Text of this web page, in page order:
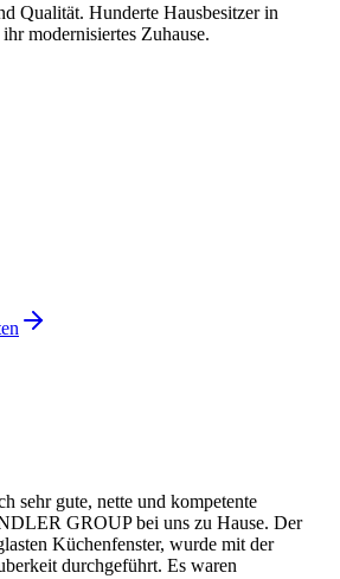
Qualität. Hunderte Hausbesitzer in
modernisiertes Zuhause.
sehr gute, nette und kompetente
GROUP bei uns zu Hause. Der
Küchenfenster, wurde mit der
durchgeführt. Es waren